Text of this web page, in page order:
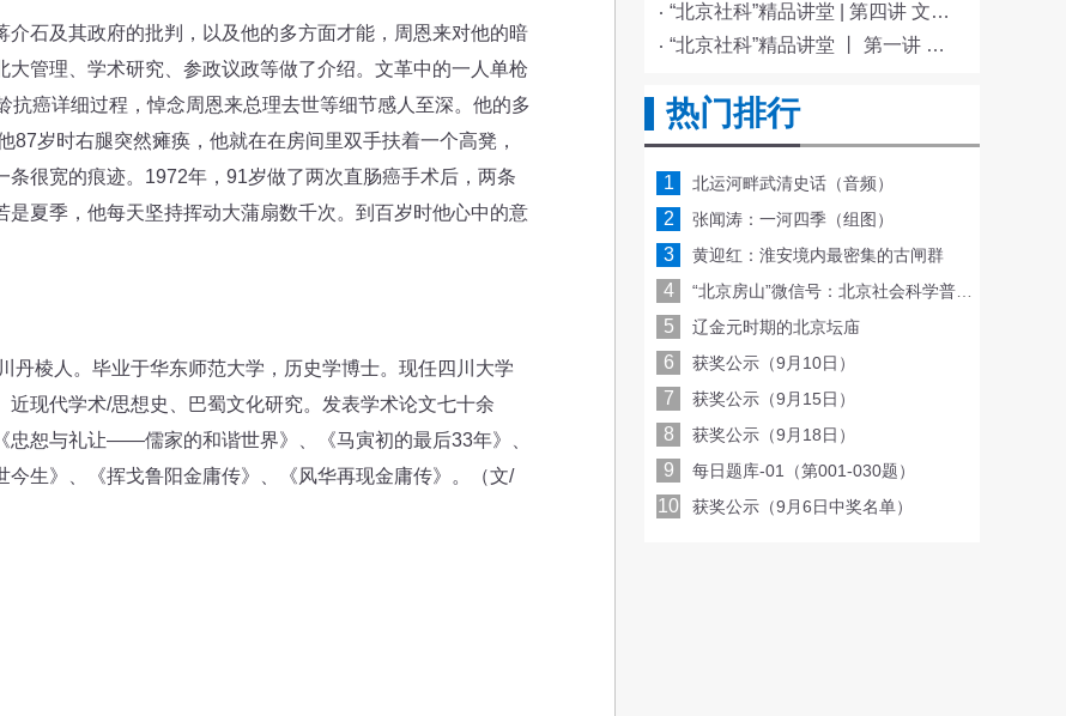
石及其政府的批判，以及他的多方面才能，周恩来对他的暗
管理、学术研究、参政议政等做了介绍。文革中的一人单枪
抗癌详细过程，悼念周恩来总理去世等细节感人至深。他的多
岁时右腿突然瘫痪，他就在在房间里双手扶着一个高凳，
很宽的痕迹。1972年，91岁做了两次直肠癌手术后，两条
夏季，他每天坚持挥动大蒲扇数千次。到百岁时他心中的意
棱人。毕业于华东师范大学，历史学博士。现任四川大学
现代学术/思想史、巴蜀文化研究。发表学术论文七十余
恕与礼让——儒家的和谐世界》、《马寅初的最后33年》、
今生》、《挥戈鲁阳金庸传》、《风华再现金庸传》。（文/
“北京社科”精品讲堂 | 第四讲 文化与科技融合赋能新质生产力发展
“北京社科”精品讲堂 丨 第一讲 《红楼梦》的北京情缘
热门排行
1 北运河畔武清史话（音频）
2 张闻涛：一河四季（组图）
3 黄迎红：淮安境内最密集的古闸群
4 “北京房山”微信号：北京社会科学普及周线上亮相，每天一场讲座或沙龙！
5 辽金元时期的北京坛庙
6 获奖公示（9月10日）
7 获奖公示（9月15日）
8 获奖公示（9月18日）
9 每日题库-01（第001-030题）
10 获奖公示（9月6日中奖名单）